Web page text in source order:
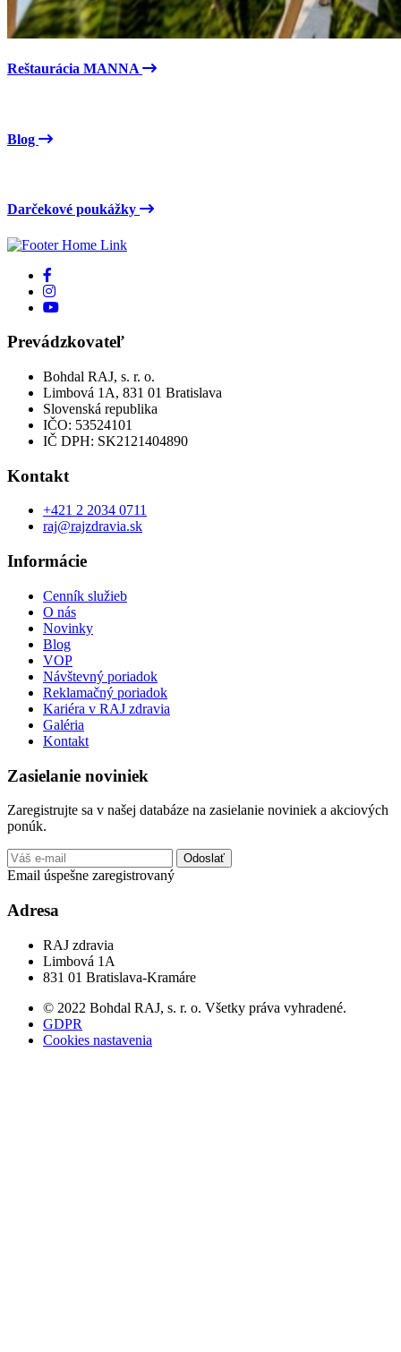
Reštaurácia MANNA
Blog
Darčekové poukážky
Prevádzkovateľ
Bohdal RAJ, s. r. o.
Limbová 1A, 831 01 Bratislava
Slovenská republika
IČO: 53524101
IČ DPH: SK2121404890
Kontakt
+421 2 2034 0711
raj@rajzdravia.sk
Informácie
Cenník služieb
O nás
Novinky
Blog
VOP
Návštevný poriadok
Reklamačný poriadok
Kariéra v RAJ zdravia
Galéria
Kontakt
Zasielanie noviniek
Zaregistrujte sa v našej databáze na zasielanie noviniek a akciových
ponúk.
Odoslať
Email úspešne zaregistrovaný
Adresa
RAJ zdravia
Limbová 1A
831 01 Bratislava-Kramáre
© 2022 Bohdal RAJ, s. r. o. Všetky práva vyhradené.
GDPR
Cookies nastavenia